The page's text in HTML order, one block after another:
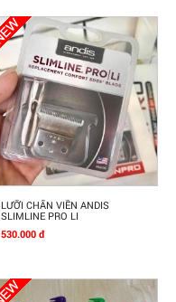
Mua Ngay
LƯỠI CHẤN VIỀN ANDIS
SLIMLINE PRO LI
530.000 đ